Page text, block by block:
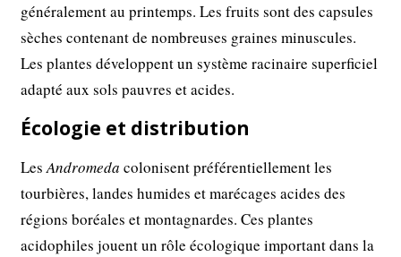
généralement au printemps. Les fruits sont des capsules
sèches contenant de nombreuses graines minuscules.
Les plantes développent un système racinaire superficiel
adapté aux sols pauvres et acides.
Écologie et distribution
LesAndromeda colonisent préférentiellement les
tourbières, landes humides et marécages acides des
régions boréales et montagnardes. Ces plantes
acidophiles jouent un rôle écologique important dans la